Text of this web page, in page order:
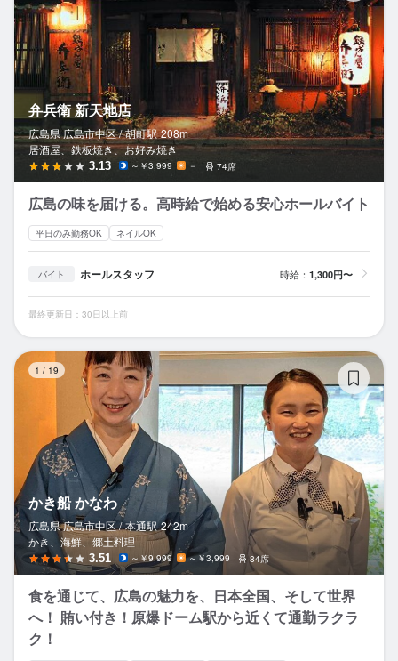
弁兵衛 新天地店
広島県 広島市中区 / 胡町駅 208m
居酒屋、鉄板焼き、お好み焼き
3.13 ～￥3,999 － 74席
広島の味を届ける。高時給で始める安心ホールバイト
平日のみ勤務OK ネイルOK
バイト ホールスタッフ 時給： 1,300円〜
最終更新日：30日以上前
1 / 19
かき船 かなわ
広島県 広島市中区 / 本通駅 242m
かき、海鮮、郷土料理
3.51 ～￥9,999 ～￥3,999 84席
食を通じて、広島の魅力を、日本全国、そして世界
へ！ 賄い付き！原爆ドーム駅から近くて通勤ラクラ
ク！